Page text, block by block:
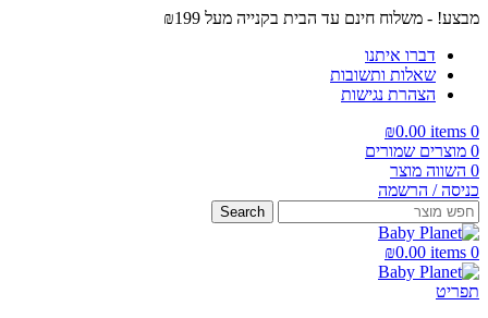
מבצע! - משלוח חינם עד הבית בקנייה מעל ₪199
דברו איתנו
שאלות ותשובות
הצהרת נגישות
0
items
₪0.00
0 מוצרים שמורים
0 השווה מוצר
כניסה / הרשמה
Search
0
items
₪0.00
תפריט